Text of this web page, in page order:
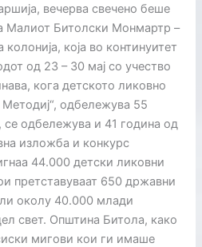
вечерва свечено беше
Малиот Битолски Монмартр –
која во континуитет
од 23 – 30 мај со учество
кога детското ликовно
одбележува 55
одбележува и 41 година од
изложба и конкурс
44.000 детски ликовни
претставуваат 650 државни
околу 40.000 млади
свет. Општина Битола, како
мигови кои ги имаше